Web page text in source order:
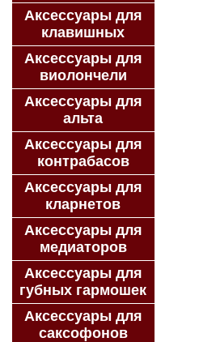
Аксессуары для
клавишных
Аксессуары для
виолончели
Аксессуары для
альта
Аксессуары для
контрабасов
Аксессуары для
кларнетов
Аксессуары для
медиаторов
Аксессуары для
губных гармошек
Аксессуары для
саксофонов